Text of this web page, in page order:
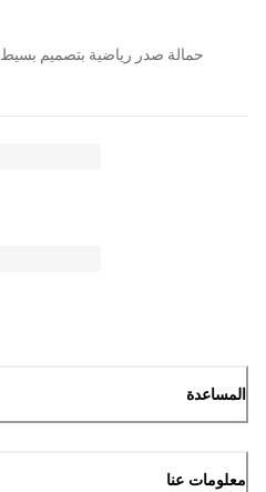
حمالة صدر رياضية بتصميم بسيط
المساعدة
معلومات عنا